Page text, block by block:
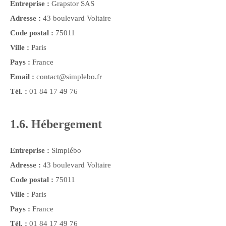
Entreprise : Grapstor SAS
Adresse : 43 boulevard Voltaire
Code postal : 75011
Ville : Paris
Pays : France
Email : contact@simplebo.fr
Tél. : 01 84 17 49 76
1.6. Hébergement
Entreprise : Simplébo
Adresse : 43 boulevard Voltaire
Code postal : 75011
Ville : Paris
Pays : France
Tél. : 01 84 17 49 76